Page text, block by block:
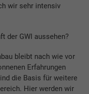
wir sehr intensiv
der GWI aussehen?
bleibt nach wie vor
Erfahrungen
die Basis für weitere
Hier werden wir